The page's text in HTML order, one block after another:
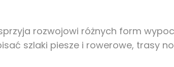
rozwojowi różnych form
szlaki piesze i rowerowe, trasy